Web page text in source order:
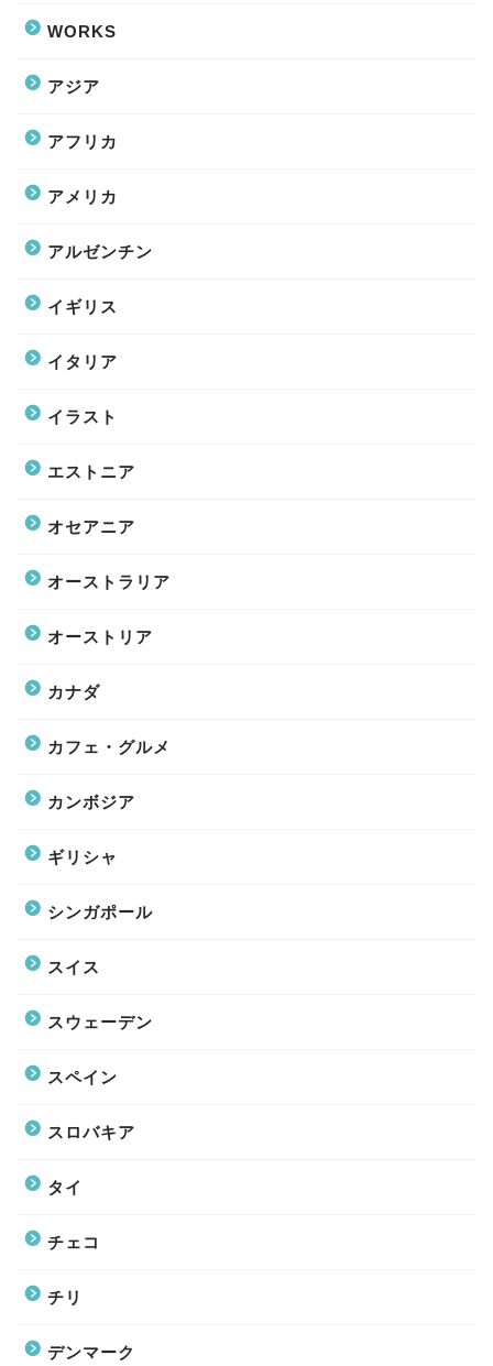
WORKS
アジア
アフリカ
アメリカ
アルゼンチン
イギリス
イタリア
イラスト
エストニア
オセアニア
オーストラリア
オーストリア
カナダ
カフェ・グルメ
カンボジア
ギリシャ
シンガポール
スイス
スウェーデン
スペイン
スロバキア
タイ
チェコ
チリ
デンマーク